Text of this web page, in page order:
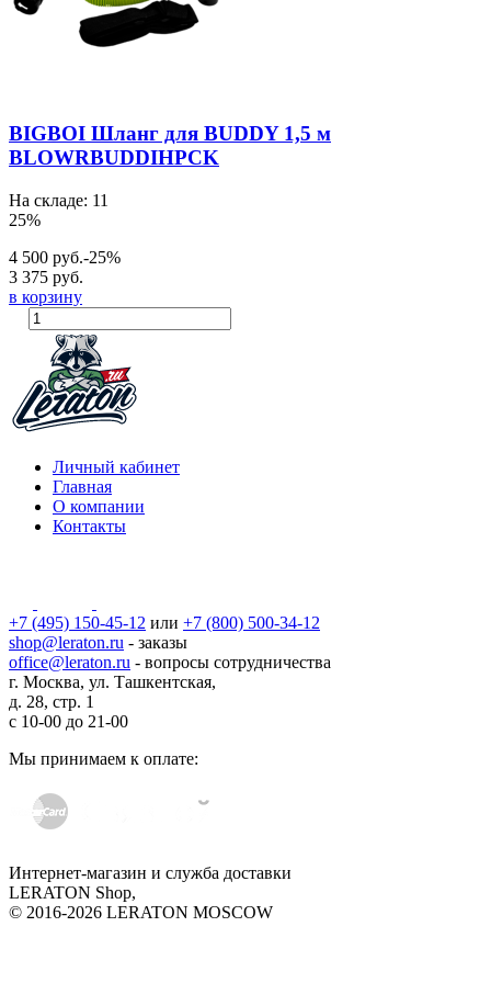
BIGBOI Шланг для BUDDY 1,5 м
BLOWRBUDDIHPCK
На складе: 11
25%
4 500 руб.-25%
3 375 руб.
в корзину
Личный кабинет
Главная
О компании
Контакты
+7 (495) 150-45-12 или +7 (800) 500-34-12
shop@leraton.ru - заказы
office@leraton.ru - вопросы сотрудничества
г. Москва, ул. Ташкентская,
д. 28, стр. 1
с 10-00 до 21-00
Мы принимаем к оплате:
Интернет-магазин и служба доставки
LERATON Shop,
© 2016-2026 LERATON MOSCOW